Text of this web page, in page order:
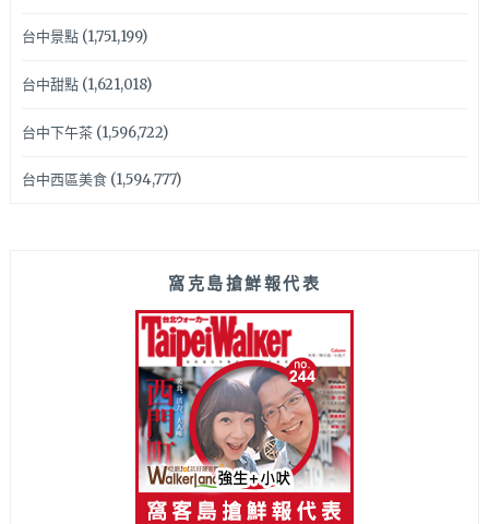
台中景點(1,751,199)
台中甜點(1,621,018)
台中下午茶(1,596,722)
台中西區美食(1,594,777)
窩克島搶鮮報代表